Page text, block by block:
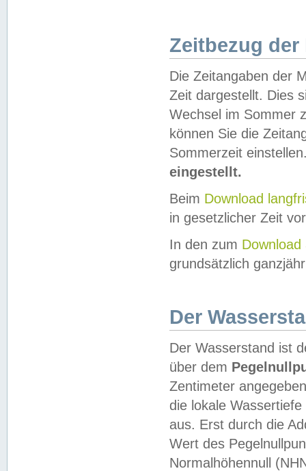
Zeitbezug der
Die Zeitangaben der
Zeit dargestellt. Dies
Wechsel im Sommer
können Sie die
Sommerzeit
eingestellt.
Beim Download
in gesetzlicher Zeit
In den zum Download
grundsätzlich
Der
Der Wasserstand ist
über dem
Zentimeter
die lokale
aus. Erst durch die
Wert des
Normalhöhennull